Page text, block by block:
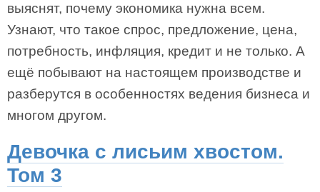
выяснят, почему экономика нужна всем.
Узнают, что такое спрос, предложение, цена,
потребность, инфляция, кредит и не только. А
ещё побывают на настоящем производстве и
разберутся в особенностях ведения бизнеса и
многом другом.
Девочка с лисьим хвостом.
Том 3